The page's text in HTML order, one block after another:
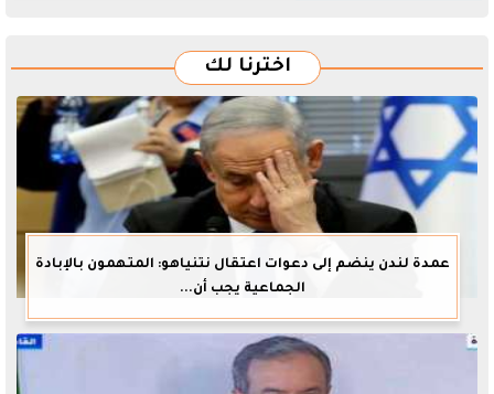
اخترنا لك
عمدة لندن ينضم إلى دعوات اعتقال نتنياهو: المتهمون بالإبادة
الجماعية يجب أن...